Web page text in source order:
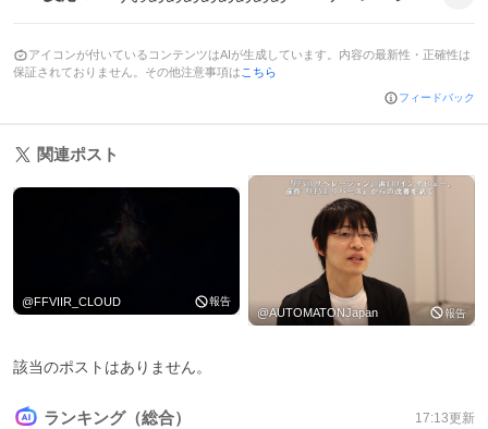
アイコンが付いているコンテンツはAIが生成しています。内容の最新性・正確性は
保証されておりません。その他注意事項は こちら
フィードバック
関連ポスト
@FFVIIR_CLOUD 報告
@AUTOMATONJapan 報告
該当のポストはありません。
ランキング（総合） 17:13更新